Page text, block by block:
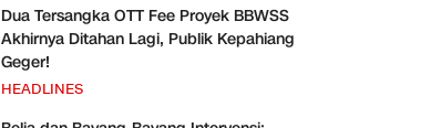
Dua Tersangka OTT Fee Proyek BBWSS
Akhirnya Ditahan Lagi, Publik Kepahiang
Geger!
HEADLINES